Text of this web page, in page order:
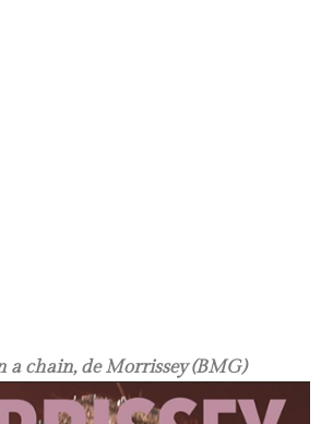
a chain, de Morrissey (BMG)